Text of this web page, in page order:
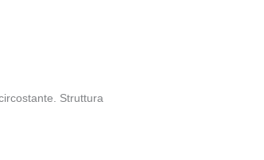
Struttura